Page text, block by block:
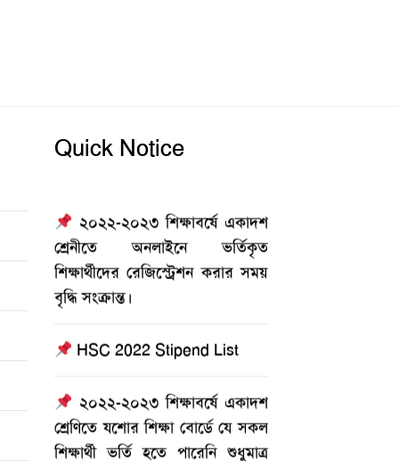
Quick Notice
শ্রেনীতে অনলাইনে ভর্তিকৃত
শিক্ষার্থীদের রেজিস্ট্রেশন করার সময়
বৃদ্ধি সংক্রান্ত।
শ্রেণিতে যশোর শিক্ষা বোর্ডে যে সকল
শিক্ষার্থী ভর্তি হতে পারেনি শুধুমাত্র
তাদের জন্য ভর্তি বিজ্ঞপ্তি।